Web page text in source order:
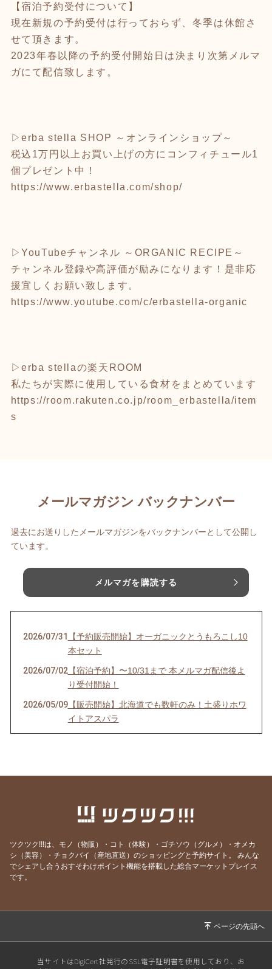
【宿泊予約受付について】
現在新規の予約受付は行っておらず、冬季は休館さ
せて頂きます。
2023年春以降の予約受付開始日は決まり次第メルマ
ガにて配信致します。
▷erba stella SHOP ～オンラインショップ～
税込1万円以上お買い上げの方にコンフィチュール1
個プレゼント中！
https://www.erbastella.com/shop/
▷YouTubeチャンネル ～ORGANIC RECIPE～
チャンネル登録や高評価が励みになります！是非応
援宜しくお願い致します。
https://www.youtube.com/c/erbastella-organic
▷erba stellaの楽天ROOM
私たちが実際に使用している食材をまとめています
https://room.rakuten.co.jp/room_erbastella/item
s
メールマガジン バックナンバー
過去にお送りしたメールマガジンをバックナンバーとして公開し
ています。
メルマガを購読する
2026/07/31
【予約販売開始】オーガニックとうもろこし10
本セット
2026/07/02【宿泊予約】〜10/31まで 本メルマガ配信後よ
り受付開始！
2026/05/09【販売開始】北海道でも数軒のみ！土盛りホワ
イトアスパラ
想いのふるさと納税
を特別価格で
2025/12/13 【再案内】冷凍惣菜、年内発送まだ間に合いま
販売開始
ふるさと納税［小麦・油・乳製品・砂糖不使
用］冷凍惣菜受付開始
2025/11/06オンラインショップ発送不可期間のお知らせ
ツクツク!!!は、モノ（物販）・コト（体験）・ゴチソウ（グルメ）・オメカ
シ（美容）・チョクバイ（産地直送）のショッピングと予約サイト。
みんな
でシェアし合うおすそわけポイント機能を搭載した総合マーケットプレイス
です。
当サイトはDigiCert社発行のSSL電子証明書を使用しており、お